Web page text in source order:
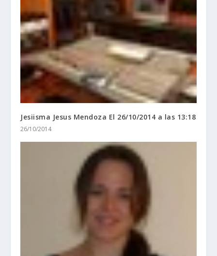
Jesiisma Jesus Mendoza El 26/10/2014 a las 13:18
26/10/2014